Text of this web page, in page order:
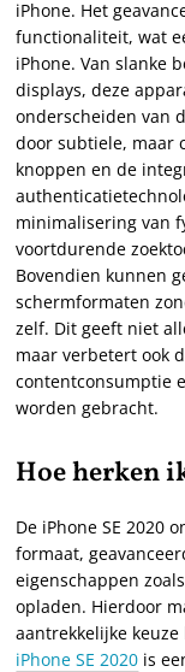
iPhone. Het
functionaliteit, wat
iPhone. Van slanke
displays, deze
onderscheiden van
door subtiele, maar
knoppen en de
minimalisering van
voortdurende
Bovendien kunnen
schermformaten
zelf. Dit geeft niet
maar verbetert ook
contentconsumptie
worden gebracht.
Hoe herken
De iPhone SE 2020
formaat,
eigenschappen
opladen. Hierdoor
aantrekkelijke
iPhone SE 2020 is